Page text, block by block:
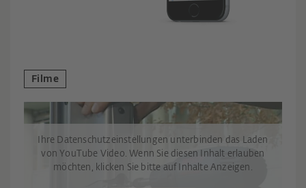
Filme
Ihre Datenschutzeinstellungen unterbinden das Laden
von YouTube Video. Wenn Sie diesen Inhalt erlauben
möchten, klicken Sie bitte auf Inhalte Anzeigen.